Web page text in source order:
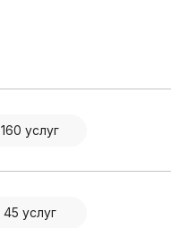
160 услуг
45 услуг